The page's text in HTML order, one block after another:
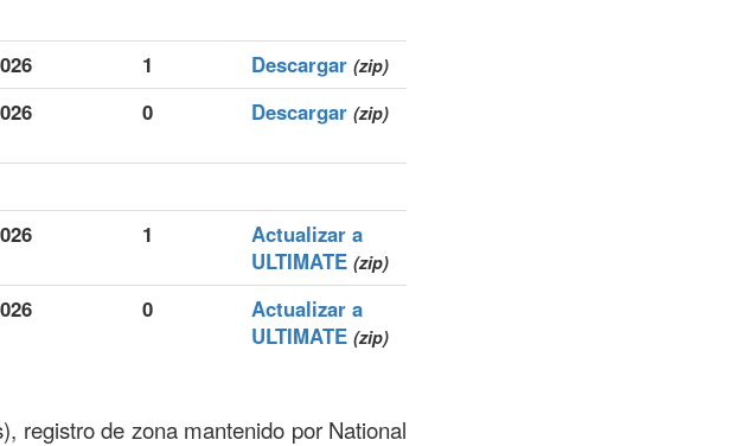
1 Descargar (zip)
0 Descargar (zip)
1
Actualizar a
ULTIMATE (zip)
0
Actualizar a
ULTIMATE (zip)
registro de zona mantenido por National